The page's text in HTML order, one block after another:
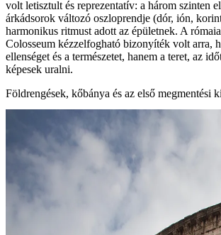
volt letisztult és reprezentatív: a három szinten
árkádsorok változó oszloprendje (dór, ión,
harmonikus ritmust adott az épületnek. A
Colosseum kézzelfogható bizonyíték volt arra,
ellenséget és a természetet, hanem a teret, az
képesek uralni.
Földrengések, kőbánya és az első megmentési